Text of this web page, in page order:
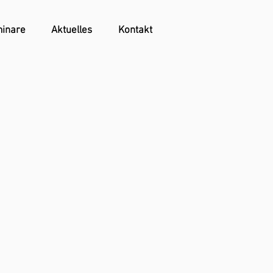
Aktuelles Kontakt